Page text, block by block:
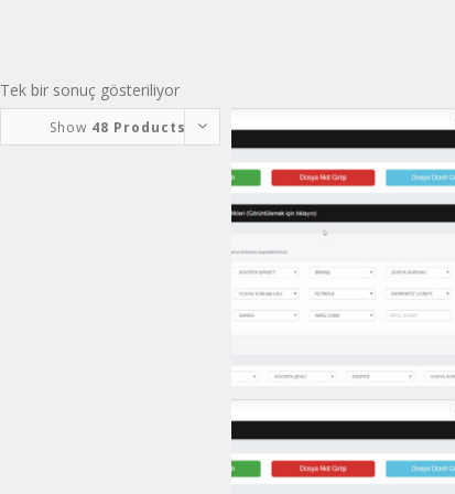
Tek bir sonuç gösteriliyor
Show 48 Products